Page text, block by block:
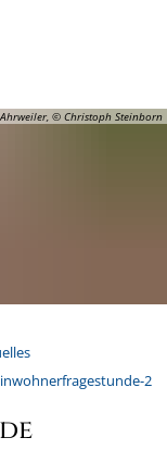
© Christoph Steinborn
2